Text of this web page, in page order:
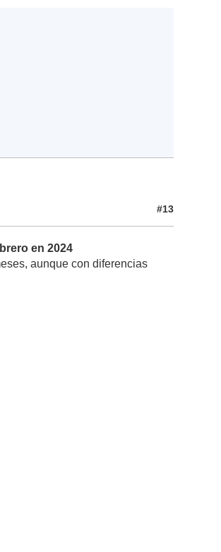
#13
en 2024
aunque con diferencias